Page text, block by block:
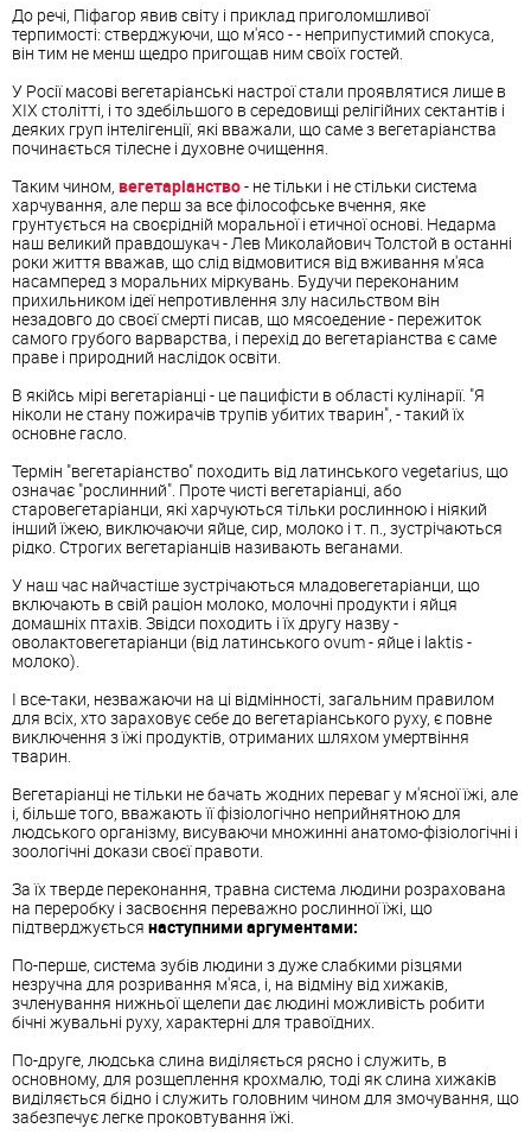
До речі, Піфагор явив світу і приклад приголомшливої ​​
терпимості: стверджуючи, що м'ясо - - неприпустимий спокуса,
він тим не менш щедро пригощав ним своїх гостей.
У Росії масові вегетаріанські настрої стали проявлятися лише в
XIX столітті, і то здебільшого в середовищі релігійних сектантів і
деяких груп інтелігенції, які вважали, що саме з вегетаріанства
починається тілесне і духовне очищення.
Таким чином, вегетаріанство- не тільки і не стільки система
харчування, але перш за все філософське вчення, яке
грунтується на своєрідній моральної і етичної основі. Недарма
наш великий правдошукач - Лев Миколайович Толстой в останні
роки життя вважав, що слід відмовитися від вживання м'яса
насамперед з моральних міркувань. Будучи переконаним
прихильником ідеї непротивлення злу насильством він
незадовго до своєї смерті писав, що мясоедение - пережиток
самого грубого варварства, і перехід до вегетаріанства є саме
праве і природний наслідок освіти.
В якійсь мірі вегетаріанці - це пацифісти в області кулінарії. "Я
ніколи не стану пожирачів трупів убитих тварин", - такий їх
основне гасло.
Термін "вегетаріанство" походить від латинського vegetarius, що
означає "рослинний". Проте чисті вегетаріанці, або
старовегетаріанци, які харчуються тільки рослинною і ніякий
інший їжею, виключаючи яйце, сир, молоко і т. п., зустрічаються
рідко. Строгих вегетаріанців називають веганами.
У наш час найчастіше зустрічаються младовегетаріанци, що
включають в свій раціон молоко, молочні продукти і яйця
домашніх птахів. Звідси походить і їх другу назву -
оволактовегетаріанци (від латинського ovum - яйце і laktis -
молоко).
І все-таки, незважаючи на ці відмінності, загальним правилом
для всіх, хто зараховує себе до вегетаріанського руху, є повне
виключення з їжі продуктів, отриманих шляхом умертвіння
тварин.
Вегетаріанці не тільки не бачать жодних переваг у м'ясної їжі, але
і, більше того, вважають її фізіологічно неприйнятною для
людського організму, висуваючи множинні анатомо-фізіологічні і
зоологічні докази своєї правоти.
За їх тверде переконання, травна система людини розрахована
на переробку і засвоєння переважно рослинної їжі, що
підтверджується наступними аргументами:
По-перше, система зубів людини з дуже слабкими різцями
незручна для розривання м'яса, і, на відміну від хижаків,
зчленування нижньої щелепи дає людині можливість робити
бічні жувальні руху, характерні для травоїдних.
По-друге, людська слина виділяється рясно і служить, в
основному, для розщеплення крохмалю, тоді як слина хижаків
виділяється бідно і служить головним чином для змочування, що
забезпечує легке проковтування їжі.